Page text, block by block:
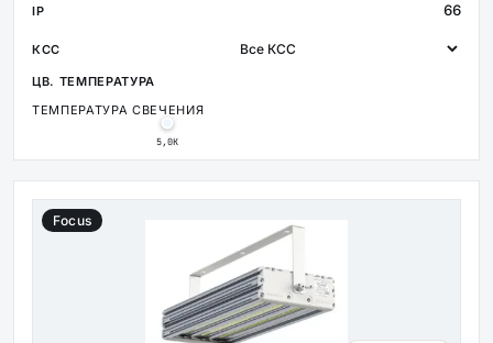
66
ТЕМПЕРАТУРА СВЕЧЕНИЯ
5,0К
Focus